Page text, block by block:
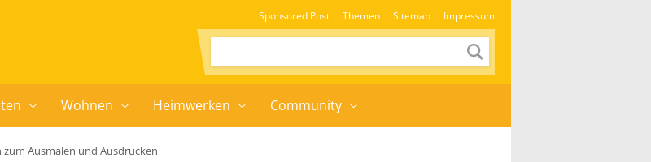
Sponsored Post Themen Sitemap Impressum
Wohnen Heimwerken Community
zum Ausmalen und Ausdrucken